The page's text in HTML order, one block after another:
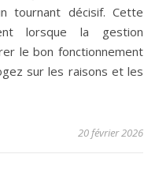
tournant décisif. Cette
lorsque la gestion
le bon fonctionnement
sur les raisons et les
20 février 2026